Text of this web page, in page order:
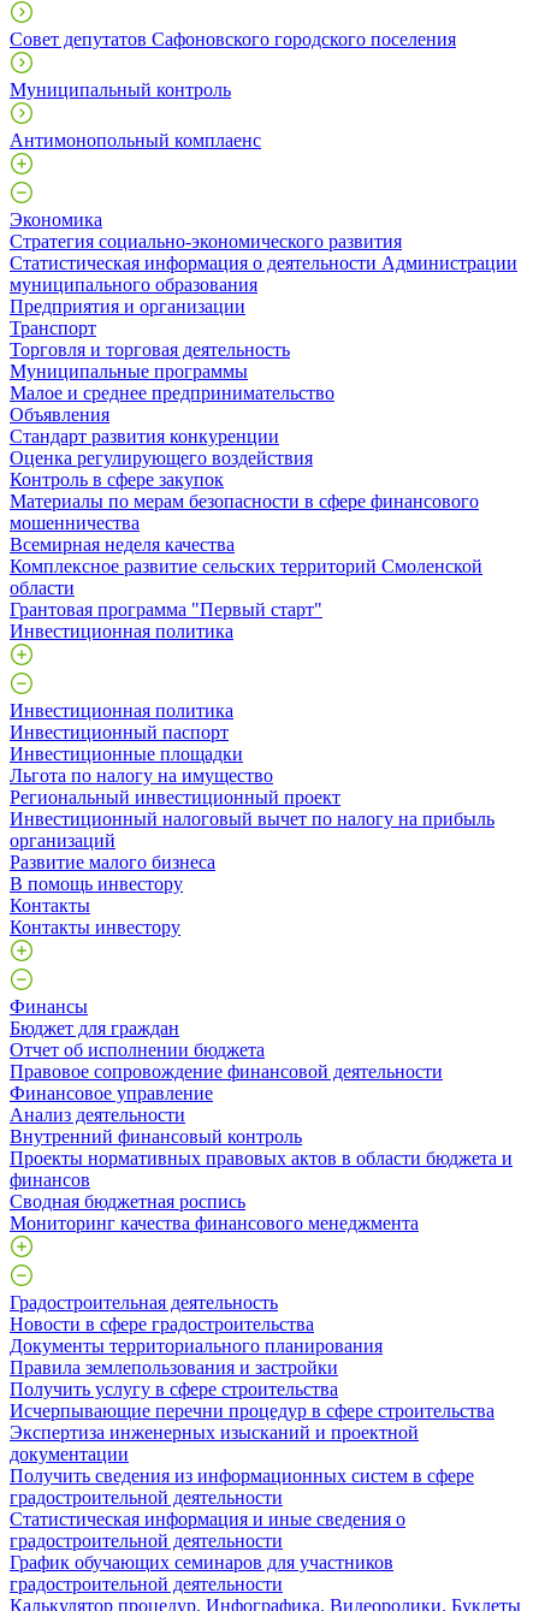
Совет депутатов Сафоновского городского поселения
Муниципальный контроль
Антимонопольный комплаенс
Экономика
Стратегия социально-экономического развития
Статистическая информация о деятельности Администрации
муниципального образования
Предприятия и организации
Транспорт
Торговля и торговая деятельность
Муниципальные программы
Малое и среднее предпринимательство
Объявления
Стандарт развития конкуренции
Оценка регулирующего воздействия
Контроль в сфере закупок
Материалы по мерам безопасности в сфере финансового
мошенничества
Всемирная неделя качества
Комплексное развитие сельских территорий Смоленской
области
Грантовая программа "Первый старт"
Инвестиционная политика
Инвестиционная политика
Инвестиционный паспорт
Инвестиционные площадки
Льгота по налогу на имущество
Региональный инвестиционный проект
Инвестиционный налоговый вычет по налогу на прибыль
организаций
Развитие малого бизнеса
В помощь инвестору
Контакты
Контакты инвестору
Финансы
Бюджет для граждан
Отчет об исполнении бюджета
Правовое сопровождение финансовой деятельности
Финансовое управление
Анализ деятельности
Внутренний финансовый контроль
Проекты нормативных правовых актов в области бюджета и
финансов
Сводная бюджетная роспись
Мониторинг качества финансового менеджмента
Градостроительная деятельность
Новости в сфере градостроительства
Документы территориального планирования
Правила землепользования и застройки
Получить услугу в сфере строительства
Исчерпывающие перечни процедур в сфере строительства
Экспертиза инженерных изысканий и проектной
документации
Получить сведения из информационных систем в сфере
градостроительной деятельности
Статистическая информация и иные сведения о
градостроительной деятельности
График обучающих семинаров для участников
градостроительной деятельности
Калькулятор процедур. Инфографика. Видеоролики. Буклеты